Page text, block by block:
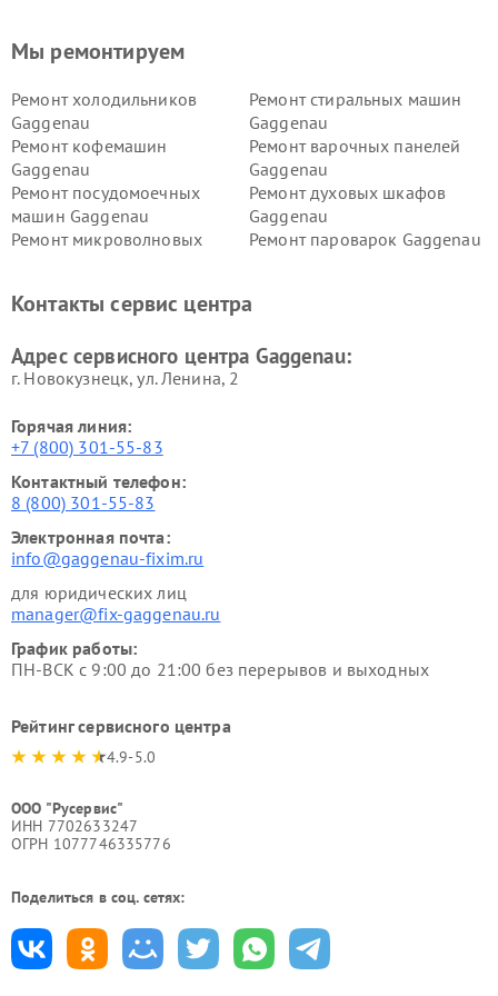
Мы ремонтируем
Ремонт холодильников
Gaggenau
Ремонт стиральных машин
Gaggenau
Ремонт кофемашин
Gaggenau
Ремонт варочных панелей
Gaggenau
Ремонт посудомоечных
машин Gaggenau
Ремонт духовых шкафов
Gaggenau
Ремонт микроволновых
Ремонт пароварок Gaggenau
Контакты сервис центра
Адрес сервисного центра Gaggenau:
г. Новокузнецк, ул. Ленина, 2
Горячая линия:
+7 (800) 301-55-83
Контактный телефон:
8 (800) 301-55-83
Электронная почта:
info@gaggenau-fixim.ru
для юридических лиц
manager@fix-gaggenau.ru
График работы:
ПН-ВСК с 9:00 до 21:00 без перерывов и выходных
Рейтинг сервисного центра
4.9-5.0
ООО "Русервис"
ИНН 7702633247
ОГРН 1077746335776
Поделиться в соц. сетях: